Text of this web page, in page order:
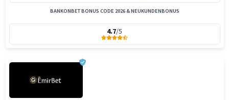
BANKONBET BONUS CODE 2026 & NEUKUNDENBONUS
4.7/5